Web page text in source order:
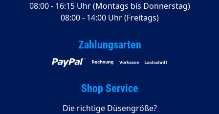
08:00 - 16:15 Uhr (Montags bis Donnerstag)
08:00 - 14:00 Uhr (Freitags)
Zahlungsarten
Shop Service
Die richtige Düsengröße?